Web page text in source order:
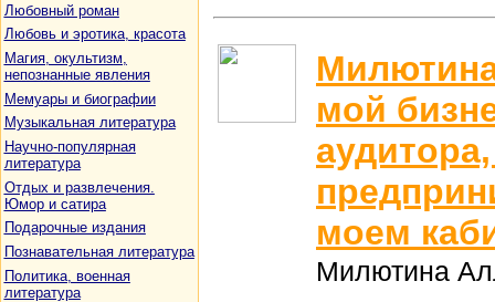
Любовный роман
Любовь и эротика, красота
Магия, окультизм,
непознанные явления
Мемуары и биографии
Музыкальная литература
Научно-популярная
литература
Отдых и развлечения.
Юмор и сатира
Подарочные издания
Познавательная литература
Политика, военная
литература
мой
моем
Милютина